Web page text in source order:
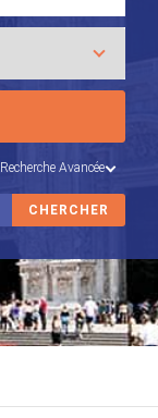
Recherche Avancée